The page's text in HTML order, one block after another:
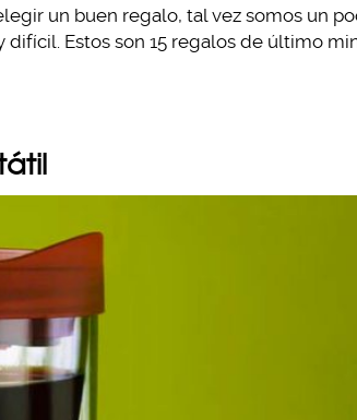
un buen regalo, tal vez somos un
difícil. Estos son 15 regalos de último